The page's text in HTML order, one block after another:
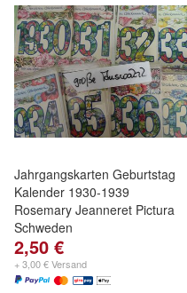
Jahrgangskarten Geburtstag
Kalender 1930-1939
Rosemary Jeanneret Pictura
Schweden
2,50 €
+ 3,00 € Versand